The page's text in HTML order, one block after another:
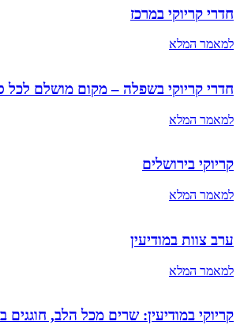
חדרי קריוקי במרכז
למאמר המלא
חדרי קריוקי בשפלה – מקום מושלם לכל
למאמר המלא
קריוקי בירושלים
למאמר המלא
ערב צוות במודיעין
למאמר המלא
קריוקי במודיעין: שרים מכל הלב, חוגגים